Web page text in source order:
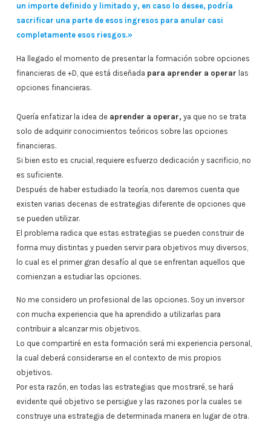
un importe definido y limitado y, en caso lo desee, podría
sacrificar una parte de esos ingresos para anular casi
completamente esos riesgos.»
Ha llegado el momento de presentar la formación sobre opciones
financieras de +D, que está diseñada para aprender a operar las
opciones financieras.
Quería enfatizar la idea de aprender a operar, ya que no se trata
solo de adquirir conocimientos teóricos sobre las opciones
financieras.
Si bien esto es crucial, requiere esfuerzo dedicación y sacrificio, no
es suficiente.
Después de haber estudiado la teoría, nos daremos cuenta que
existen varias decenas de estrategias diferente de opciones que
se pueden utilizar.
El problema radica que estas estrategias se pueden construir de
forma muy distintas y pueden servir para objetivos muy diversos,
lo cual es el primer gran desafío al que se enfrentan aquellos que
comienzan a estudiar las opciones.
No me considero un profesional de las opciones. Soy un inversor
con mucha experiencia que ha aprendido a utilizarlas para
contribuir a alcanzar mis objetivos.
Lo que compartiré en esta formación será mi experiencia personal,
la cual deberá considerarse en el contexto de mis propios
objetivos.
Por esta razón, en todas las estrategias que mostraré, se hará
evidente qué objetivo se persigue y las razones por la cuales se
construye una estrategia de determinada manera en lugar de otra.